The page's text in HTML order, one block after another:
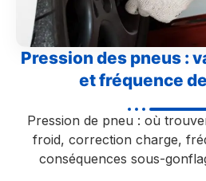
Pression des pneus :
et fréquence
Pression de pneu : où
froid, correction charge,
conséquences sous-